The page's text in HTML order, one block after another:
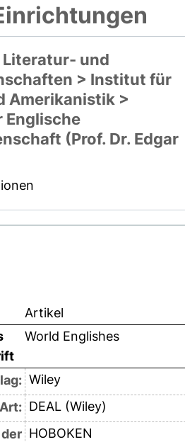
und
> Institut für
Amerikanistik >
Englische
(Prof. Dr. Edgar
Artikel
World Englishes
Wiley
DEAL (Wiley)
HOBOKEN